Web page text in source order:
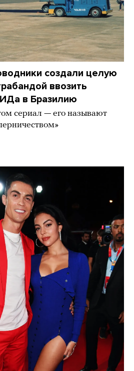
создали целую
ввозить
в Бразилию
сериал — его называют